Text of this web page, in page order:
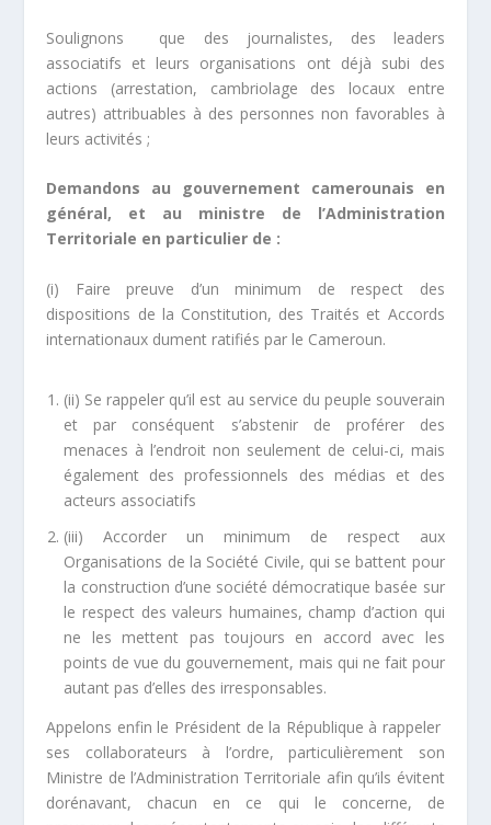
Soulignons que des journalistes, des leaders
associatifs et leurs organisations ont déjà subi des
actions (arrestation, cambriolage des locaux entre
autres) attribuables à des personnes non favorables à
leurs activités ;
Demandons au gouvernement camerounais en
général, et au ministre de l’Administration
Territoriale en particulier de :
(i) Faire preuve d’un minimum de respect des
dispositions de la Constitution, des Traités et Accords
internationaux dument ratifiés par le Cameroun.
(ii) Se rappeler qu’il est au service du peuple souverain
et par conséquent s’abstenir de proférer des
menaces à l’endroit non seulement de celui-ci, mais
également des professionnels des médias et des
acteurs associatifs
(iii) Accorder un minimum de respect aux
Organisations de la Société Civile, qui se battent pour
la construction d’une société démocratique basée sur
le respect des valeurs humaines, champ d’action qui
ne les mettent pas toujours en accord avec les
points de vue du gouvernement, mais qui ne fait pour
autant pas d’elles des irresponsables.
Appelons enfin le Président de la République à rappeler
ses collaborateurs à l’ordre, particulièrement son
Ministre de l’Administration Territoriale afin qu’ils évitent
dorénavant, chacun en ce qui le concerne, de